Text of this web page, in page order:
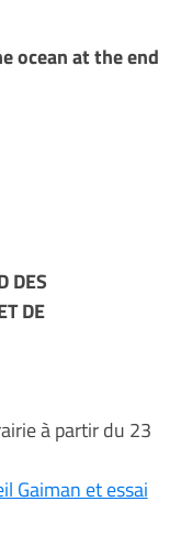
ocean at the end
DES
DE
à partir du 23
Gaiman et essai